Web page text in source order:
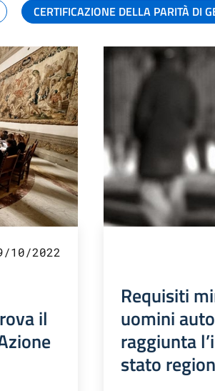
CERTIFICAZIONE DELLA PARITÀ DI
10/2022
il
Requisiti
uomini
raggiunta
stato